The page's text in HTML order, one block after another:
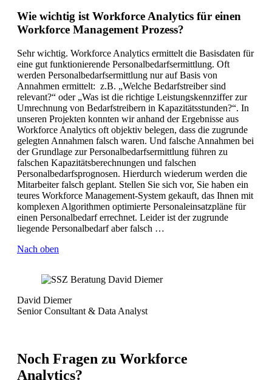
Wie wichtig ist Workforce Analytics für einen
Workforce Management Prozess?
Sehr wichtig. Workforce Analytics ermittelt die Basisdaten für
eine gut funktionierende Personalbedarfsermittlung. Oft
werden Personalbedarfsermittlung nur auf Basis von
Annahmen ermittelt: z.B. „Welche Bedarfstreiber sind
relevant?“ oder „Was ist die richtige Leistungskennziffer zur
Umrechnung von Bedarfstreibern in Kapazitätsstunden?“. In
unseren Projekten konnten wir anhand der Ergebnisse aus
Workforce Analytics oft objektiv belegen, dass die zugrunde
gelegten Annahmen falsch waren. Und falsche Annahmen bei
der Grundlage zur Personalbedarfsermittlung führen zu
falschen Kapazitätsberechnungen und falschen
Personalbedarfsprognosen. Hierdurch wiederum werden die
Mitarbeiter falsch geplant. Stellen Sie sich vor, Sie haben ein
teures Workforce Management-System gekauft, das Ihnen mit
komplexen Algorithmen optimierte Personaleinsatzpläne für
einen Personalbedarf errechnet. Leider ist der zugrunde
liegende Personalbedarf aber falsch …
Nach oben
David Diemer
Senior Consultant & Data Analyst
Noch Fragen zu Workforce
Analytics?